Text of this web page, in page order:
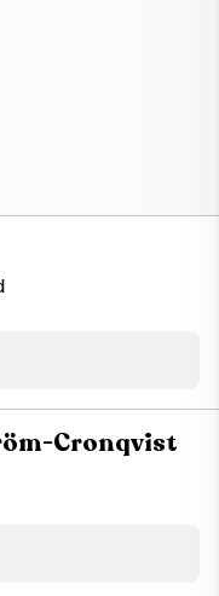
Cronqvist